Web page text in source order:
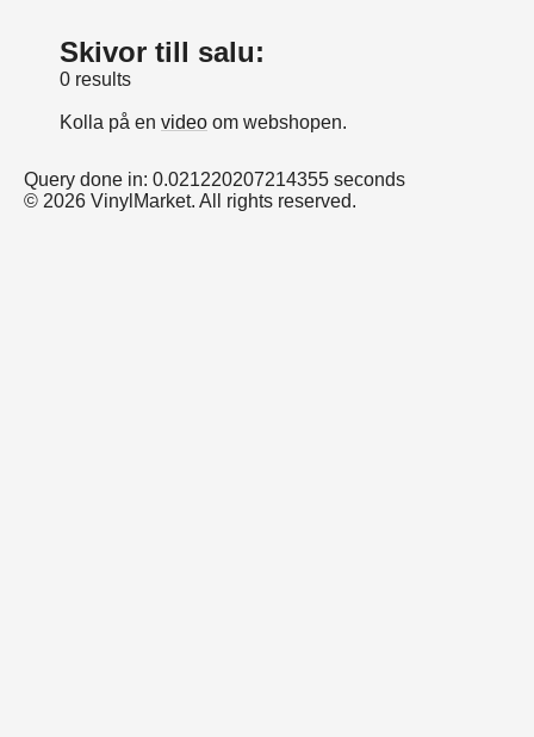
Skivor till salu:
0 results
Kolla på en video om webshopen.
Query done in: 0.021220207214355 seconds
© 2026 VinylMarket. All rights reserved.